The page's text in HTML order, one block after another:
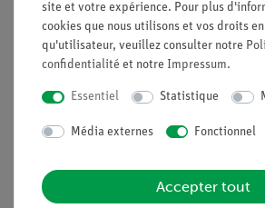
Nach oben
Légal
Mentions légales
site et votre expérience. Pour plus
cookies que nous utilisons et vos droits
qu'utilisateur, veuillez consulter notre
confidentialité et notre Impressum.
Essentiel Statistique
Média externes Fonctionnel
Accepter tout